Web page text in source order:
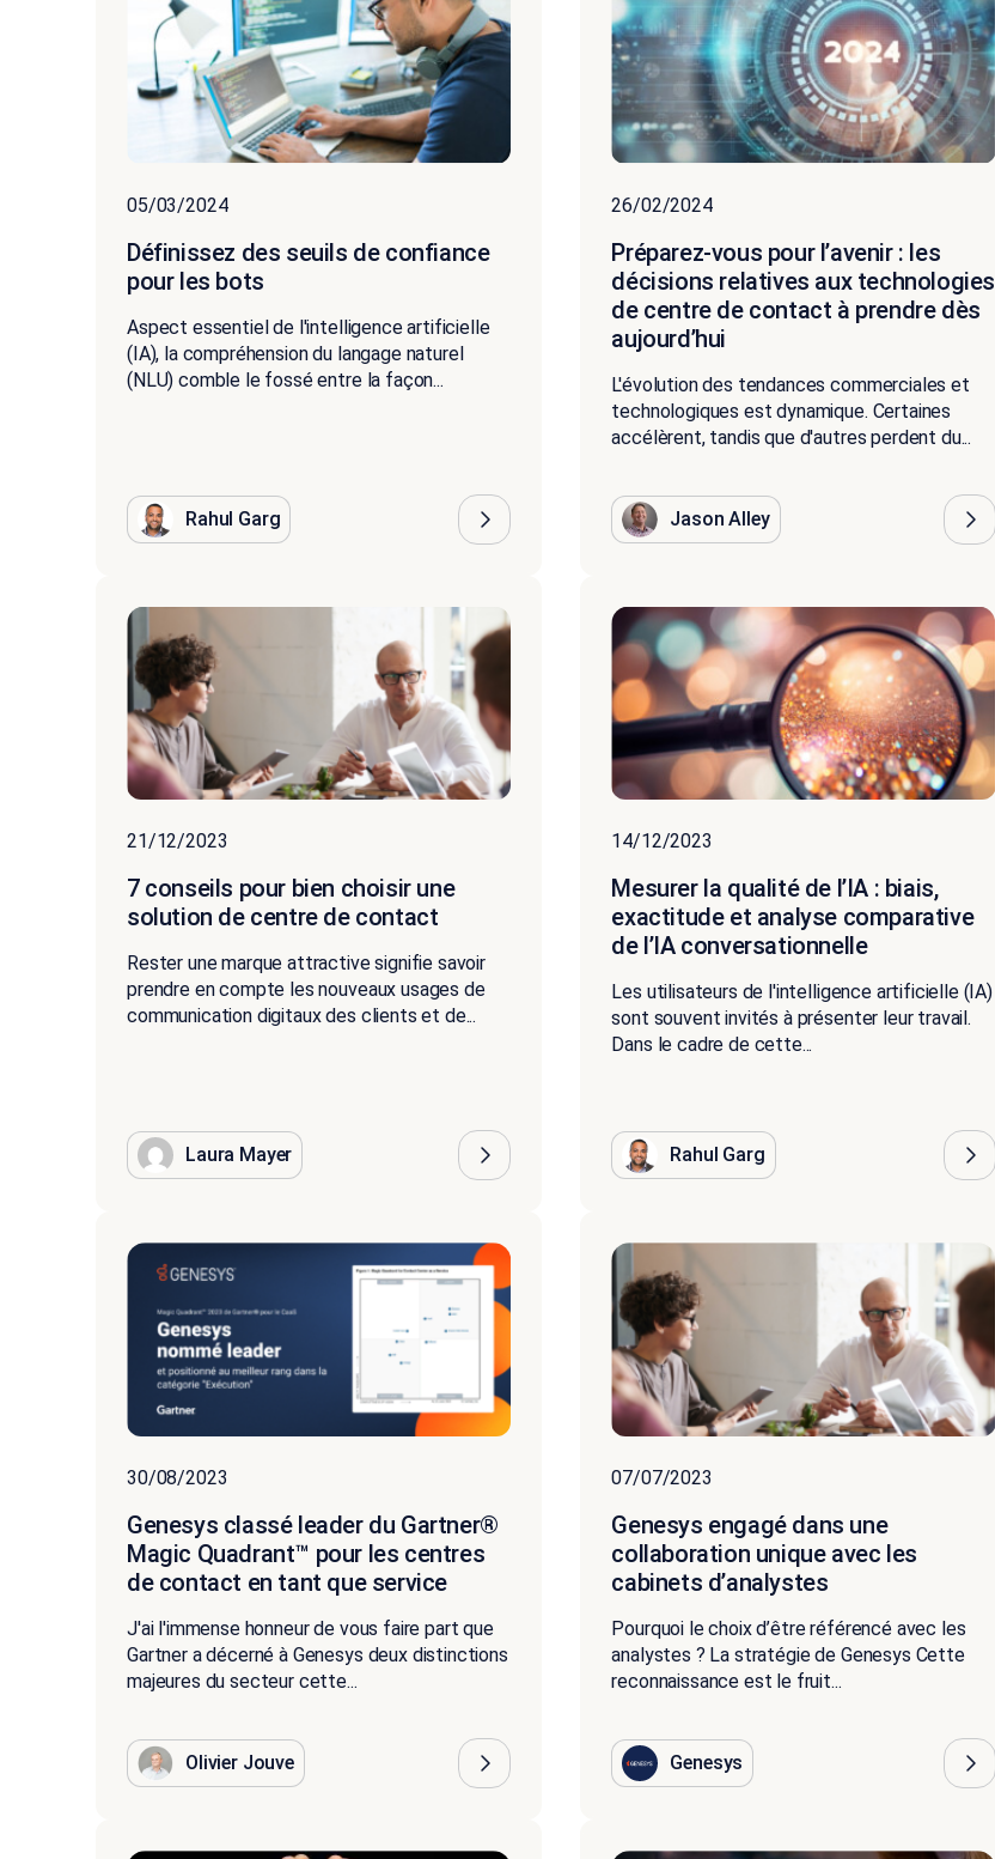
05/03/2024
Définissez des seuils de confiance
pour les bots
Aspect essentiel de l'intelligence artificielle
(IA), la compréhension du langage naturel
(NLU) comble le fossé entre la façon...
Rahul Garg
26/02/2024
Préparez-vous pour l’avenir : les
décisions relatives aux technologies
de centre de contact à prendre dès
aujourd’hui
L'évolution des tendances commerciales et
technologiques est dynamique. Certaines
accélèrent, tandis que d'autres perdent du...
Jason Alley
21/12/2023
7 conseils pour bien choisir une
solution de centre de contact
Rester une marque attractive signifie savoir
prendre en compte les nouveaux usages de
communication digitaux des clients et de...
Laura Mayer
14/12/2023
Mesurer la qualité de l’IA : biais,
exactitude et analyse comparative
de l’IA conversationnelle
Les utilisateurs de l'intelligence artificielle (IA)
sont souvent invités à présenter leur travail.
Dans le cadre de cette...
Rahul Garg
30/08/2023
Genesys classé leader du Gartner®
Magic Quadrant™ pour les centres
de contact en tant que service
J'ai l'immense honneur de vous faire part que
Gartner a décerné à Genesys deux distinctions
majeures du secteur cette...
Olivier Jouve
07/07/2023
Genesys engagé dans une
collaboration unique avec les
cabinets d’analystes
Pourquoi le choix d’être référencé avec les
analystes ? La stratégie de Genesys Cette
reconnaissance est le fruit...
Genesys